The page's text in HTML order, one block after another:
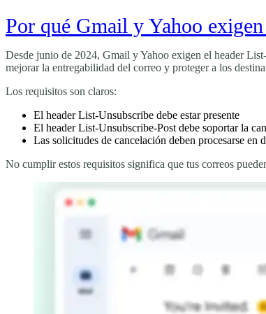
Por qué Gmail y Yahoo
Desde junio de 2024, Gmail y Yahoo exigen el header
mejorar la entregabilidad del correo y proteger a los
Los requisitos son claros:
El headerList-Unsubscribe debe estar presente
El headerList-Unsubscribe-Post debe soportar la
Las solicitudes de cancelación deben procesarse en
No cumplir estos requisitos significa que tus correos